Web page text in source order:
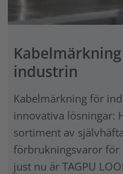
industrin
Kabelmärkning för
innovativa lösningar:
sortiment av
förbrukningsvaror för
just nu är TAGPU